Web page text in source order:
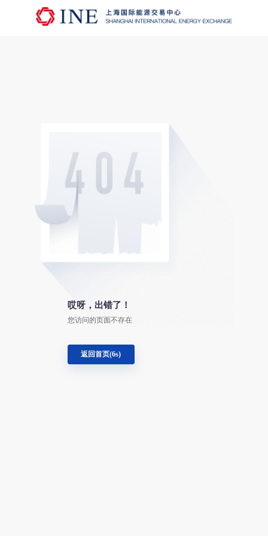
哎呀，出错了！
您访问的页面不存在
返回首页(6s)